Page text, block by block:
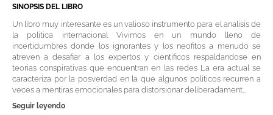
SINOPSIS DEL LIBRO
Un libro muy interesante es un valioso instrumento para el analisis de
la politica internacional Vivimos en un mundo lleno de
incertidumbres donde los ignorantes y los neofitos a menudo se
atreven a desafiar a los expertos y cientificos respaldandose en
teorias conspirativas que encuentran en las redes La era actual se
caracteriza por la posverdad en la que algunos politicos recurren a
veces a mentiras emocionales para distorsionar deliberadament...
Seguir leyendo